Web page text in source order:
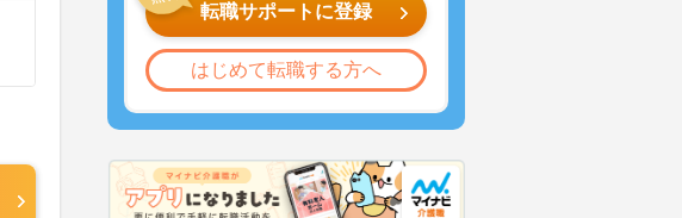
転職サポートに登録
はじめて転職する方へ